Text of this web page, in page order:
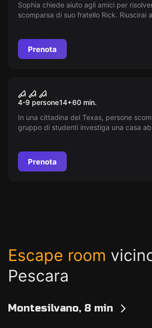
Sophia chiede aiuto agli amici per
scomparsa di suo fratello Rick. Riuscirai
Prenota
Non Aprite Quella
4-9 persone14+60 min.
In una cittadina del Texas, persone
gruppo di studenti investiga una casa
Prenota
Escape room
Pescara
Montesilvano, 8 min